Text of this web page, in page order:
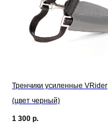
Тренчики усиленные VRider
(цвет черный)
1 300 р.